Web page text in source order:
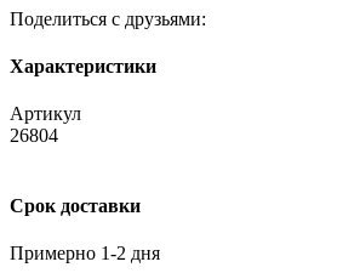
Поделиться с друзьями:
Характеристики
Артикул
26804
Срок доставки
Примерно 1-2 дня